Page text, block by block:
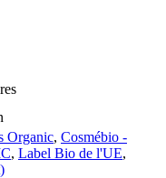
Organic, Cosmébio -
, Label Bio de l'UE,